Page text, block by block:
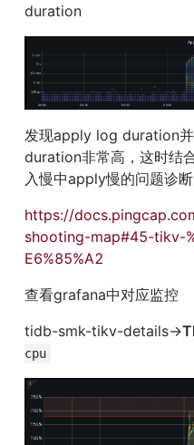
duration
发现apply log duration
duration非常高，这时结
入慢中apply慢的问题诊
https://
shooting-map#45-tikv-
E6%85%A2
查看grafana中对应监控
tidb-smk-tikv-details→
cpu